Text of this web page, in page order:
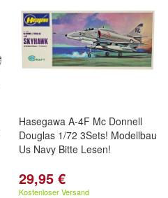
Hasegawa A-4F Mc Donnell
Douglas 1/72 3Sets! Modellbau
Us Navy Bitte Lesen!
29,95 €
Kostenloser Versand